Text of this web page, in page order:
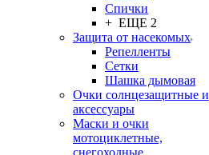
Спички
+ ЕЩЕ 2
Защита от насекомых
Репелленты
Сетки
Шашка дымовая
Очки солнцезащитные и
аксессуары
Маски и очки
мотоциклетные,
снегоходные